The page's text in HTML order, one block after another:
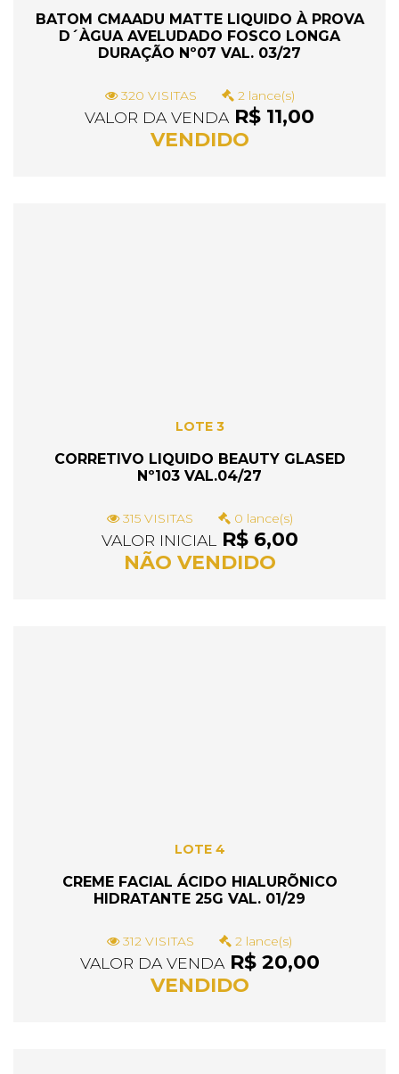
BATOM CMAADU MATTE LIQUIDO À PROVA
D´ÀGUA AVELUDADO FOSCO LONGA
DURAÇÃO Nº07 VAL. 03/27
320 VISITAS 2 lance(s)
VALOR DA VENDAR$ 11,00
VENDIDO
LOTE 3
CORRETIVO LIQUIDO BEAUTY GLASED
Nº103 VAL.04/27
315 VISITAS 0 lance(s)
VALOR INICIAL R$ 6,00
NÃO VENDIDO
LOTE 4
CREME FACIAL ÁCIDO HIALURÕNICO
HIDRATANTE 25G VAL. 01/29
312 VISITAS 2 lance(s)
VALOR DA VENDAR$ 20,00
VENDIDO